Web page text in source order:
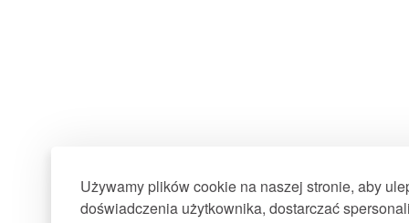
Używamy plików cookie na naszej stronie, aby
doświadczenia użytkownika, dostarczać